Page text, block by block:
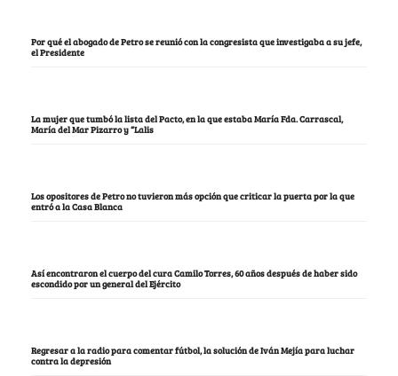
Por qué el abogado de Petro se reunió con la congresista que investigaba a su jefe,
el Presidente
La mujer que tumbó la lista del Pacto, en la que estaba María Fda. Carrascal,
María del Mar Pizarro y “Lalis
Los opositores de Petro no tuvieron más opción que criticar la puerta por la que
entró a la Casa Blanca
Así encontraron el cuerpo del cura Camilo Torres, 60 años después de haber sido
escondido por un general del Ejército
Regresar a la radio para comentar fútbol, la solución de Iván Mejía para luchar
contra la depresión